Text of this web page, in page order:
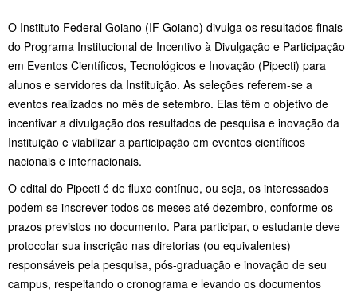
O Instituto Federal Goiano (IF Goiano) divulga os resultados finais
do Programa Institucional de Incentivo à Divulgação e Participação
em Eventos Científicos, Tecnológicos e Inovação (Pipecti) para
alunos e servidores da Instituição. As seleções referem-se a
eventos realizados no mês de setembro. Elas têm o objetivo de
incentivar a divulgação dos resultados de pesquisa e inovação da
Instituição e viabilizar a participação em eventos científicos
nacionais e internacionais.
O edital do Pipecti é de fluxo contínuo, ou seja, os interessados
podem se inscrever todos os meses até dezembro, conforme os
prazos previstos no documento. Para participar, o estudante deve
protocolar sua inscrição nas diretorias (ou equivalentes)
responsáveis pela pesquisa, pós-graduação e inovação de seu
campus, respeitando o cronograma e levando os documentos